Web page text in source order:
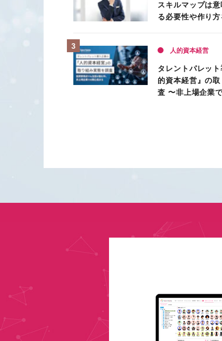
スキルマップは
る必要性や作り
人的資本経営
タレントパレッ
的資本経営』の
査 〜非上場企業